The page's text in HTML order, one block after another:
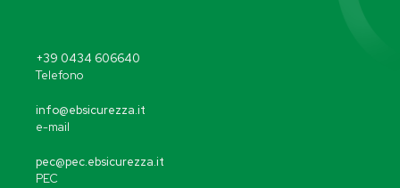
+39 0434 606640
Telefono
info@ebsicurezza.it
e-mail
pec@pec.ebsicurezza.it
PEC